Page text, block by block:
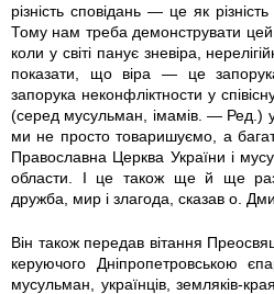
різність сповідань — це як
Тому нам треба демонструвати
коли у світі панує зневіра,
показати, що віра — це
запорука неконфліктности у
(серед мусульман, імамів. — Ред.)
ми не просто товаришуємо, а
Православна Церква України і
области. І це також ще й ще
дружба, мир і злагода, сказав о.
Він також передав вітання
керуючого Дніпропетровською
мусульман, українців, земляків-